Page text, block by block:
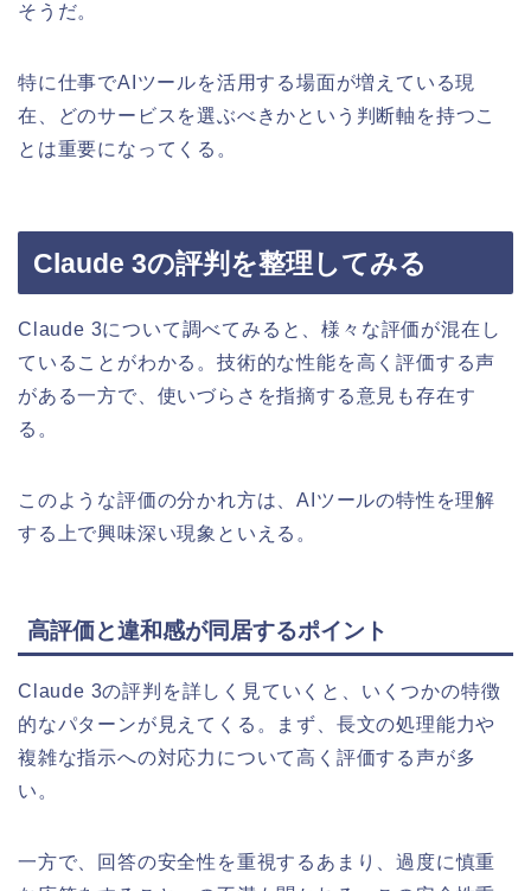
そうだ。
特に仕事でAIツールを活用する場面が増えている現
在、どのサービスを選ぶべきかという判断軸を持つこ
とは重要になってくる。
Claude 3の評判を整理してみる
Claude 3について調べてみると、様々な評価が混在し
ていることがわかる。技術的な性能を高く評価する声
がある一方で、使いづらさを指摘する意見も存在す
る。
このような評価の分かれ方は、AIツールの特性を理解
する上で興味深い現象といえる。
高評価と違和感が同居するポイント
Claude 3の評判を詳しく見ていくと、いくつかの特徴
的なパターンが見えてくる。まず、長文の処理能力や
複雑な指示への対応力について高く評価する声が多
い。
一方で、回答の安全性を重視するあまり、過度に慎重